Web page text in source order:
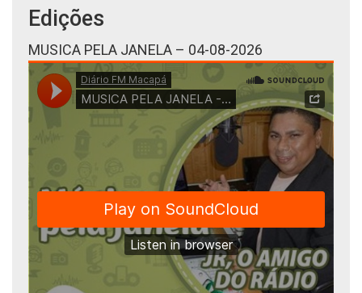
Edições
MUSICA PELA JANELA – 04-08-2026